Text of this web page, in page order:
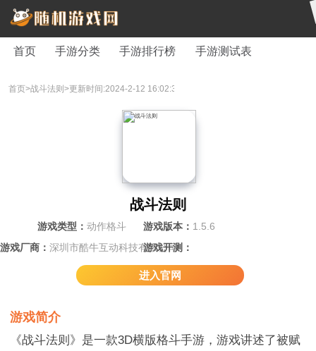
首页 手游分类 手游排行榜 手游测试表
首页>战斗法则>更新时间:2024-2-12 16:02:31
战斗法则
游戏类型：动作格斗 游戏版本： 1.5.6
游戏厂商： 深圳市酷牛互动科技有限公司
游戏开测：
进入官网
游戏简介
《战斗法则》是一款3D横版格斗手游，游戏讲述了被赋